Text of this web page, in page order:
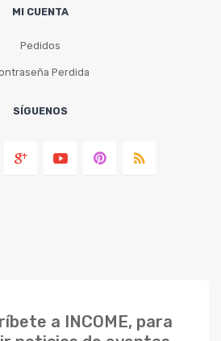
MI CUENTA
Pedidos
Perdida
SÍGUENOS
a INCOME, para